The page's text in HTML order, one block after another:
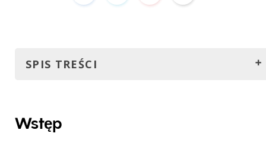
SPIS TREŚCI
Jak dotrzeć na El Caminitodel Rey?
Wstęp